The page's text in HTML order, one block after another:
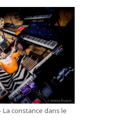
La constance dans le